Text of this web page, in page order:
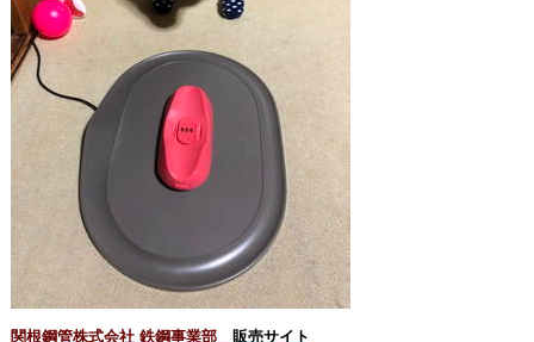
関根鋼管株式会社 鉄鋼事業部 販売サイト